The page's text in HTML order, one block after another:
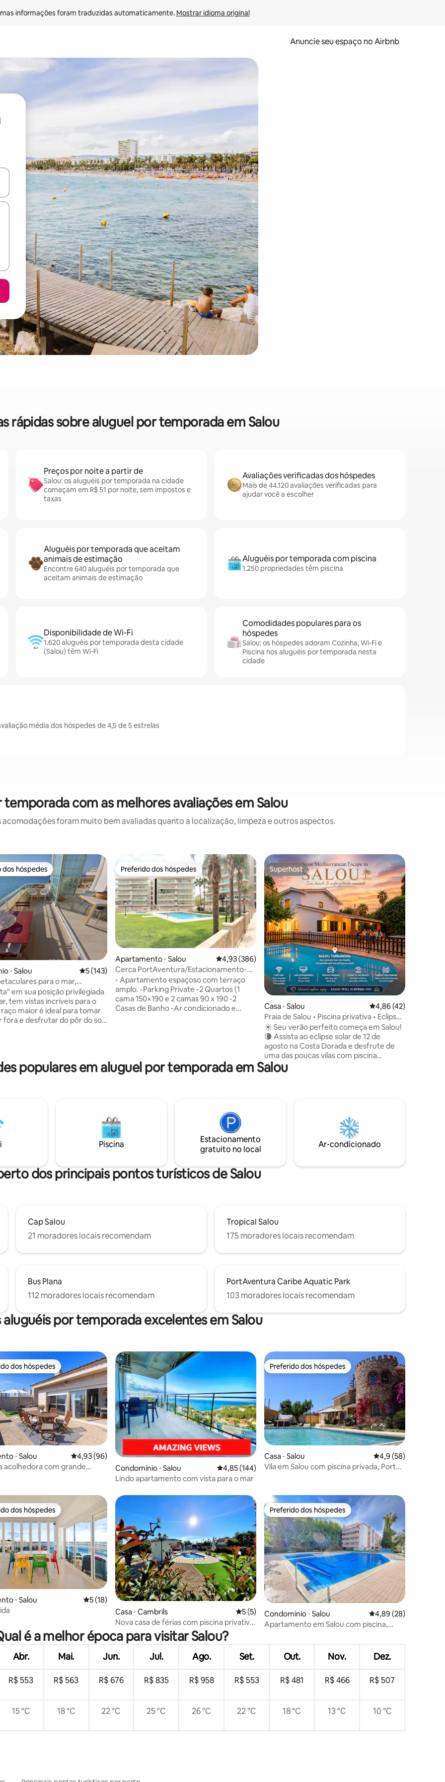
informações foram traduzidas automaticamente. Mostrar idioma original
Anuncie seu espaço no Airbnb
os usando as seta para cima e para baixo do teclado ou tocando e deslizando o dedo na tela.
rápidas sobre aluguel por temporada em Salou
Preços por noite a partir de
Salou: os aluguéis por temporada na cidade
começam em R$ 51 por noite, sem impostos e
taxas
Avaliações verificadas dos hóspedes
Mais de 44.120 avaliações verificadas para
ajudar você a escolher
Aluguéis por temporada que aceitam
animais de estimação
Encontre 640 aluguéis por temporada que
aceitam animais de estimação
Aluguéis por temporada com piscina
1.250 propriedades têm piscina
Disponibilidade de Wi-Fi
1.620 aluguéis por temporada desta cidade
(Salou) têm Wi-Fi
Comodidades populares para os
hóspedes
Salou: os hóspedes adoram Cozinha, Wi-Fi e
Piscina nos aluguéis por temporada nesta
cidade
média dos hóspedes de 4,5 de 5 estrelas
com as melhores avaliações em Salou
acomodações foram muito bem avaliadas quanto a localização, limpeza e outros aspectos.
de 5, 25 avaliações
dos hóspedes
dos hóspedes
⋅ Salou 5 de uma avaliação média de 5, 143 avaliações
5 (143)
para o mar,
em sua posição privilegiada
tem vistas incríveis para o
maior é ideal para tomar
fora e desfrutar do pôr do sol.
área comum
uma piscina. Ideal para
Preferido dos hóspedes
Preferido dos hóspedes
Apartamento ⋅ Salou 4,93 de uma avaliação média de 5, 386 avaliações
4,93 (386)
Cerca PortAventura/Estacionamento-
Piscina-Wi-Fi-A/A-Aquec.
- Apartamento espaçoso com terraço
amplo. -Parking Private -2 Quartos (1
cama 150×190 e 2 camas 90 x 190 -2
Casas de Banho -Ar condicionado e
- TELEVISÃO no quarto e na sala de estar.
- PISCINA: de maio a outubro Horário: 9h
Superhost
Superhost
Casa ⋅ Salou 4,86 de uma
4,86 (42)
Praia de Salou • Piscina privativa • Eclipse
12 de agosto • Churrasco
☀️ Seu verão perfeito começa em Salou!
🌘 Assista ao eclipse solar de 12 de
agosto na Costa Dorada e desfrute de
uma das poucas vilas com piscina
privativa perto do centro de Salou e da
praia. • Até 9 hóspedes 🏡 • Piscina
espaço e o verdadeiro estilo de vida
mediterrâneo para umas férias
inesquecíveis. Últimas datas disponíveis
em agosto – reserve agora!
populares em aluguel por temporada em Salou
Piscina
Estacionamento
gratuito no local
Ar-condicionado
dos principais pontos turísticos de Salou
Cap Salou
21 moradores locais recomendam
Tropical Salou
175 moradores locais recomendam
Bus Plana
112 moradores locais recomendam
PortAventura Caribe Aquatic Park
103 moradores locais recomendam
por temporada excelentes em Salou
de 5, 57 avaliações
preferidos dos hóspedes
dos hóspedes
⋅ Salou 4,93 de uma avaliação média de 5, 96 avaliações
4,93 (96)
acolhedora com grande
Condomínio ⋅ Salou 4,85 de uma avaliação média de 5, 144 avaliações
4,85 (144)
Lindo apartamento com vista para o mar
Preferido dos hóspedes
Preferido dos hóspedes
Casa ⋅ Salou 4,9 de uma
4,9 (58)
Vila em Salou com piscina privada, Port
de 5, 4 avaliações
preferidos dos hóspedes
dos hóspedes
⋅ Salou 5 de uma avaliação média de 5, 18 avaliações
5 (18)
Casa ⋅ Cambrils 5 de uma avaliação média de 5, 5 avaliações
5 (5)
Nova casa de férias com piscina privativa,
a 300 metros da praia
Preferido dos hóspedes
Preferido dos hóspedes
Condomínio ⋅ Salou 4,89 de uma
4,89 (28)
Apartamento em Salou com piscina,
é a melhor época para visitar Salou?
Abr. Mai. Jun. Jul. Ago. Set. Out. Nov. Dez.
R$ 553 R$ 563 R$ 676 R$ 835 R$ 958 R$ 553 R$ 481 R$ 466 R$ 507
15 °C 18 °C 22 °C 25 °C 26 °C 22 °C 18 °C 13 °C 10 °C